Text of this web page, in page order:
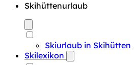
Skihüttenurlaub
Skiurlaub in Skihütten
Skilexikon